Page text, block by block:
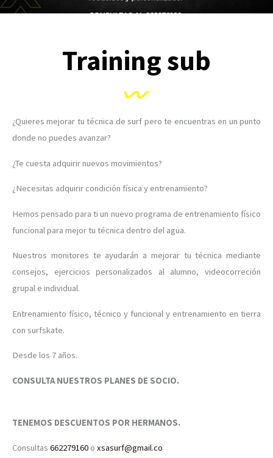
Training sub
¿Quieres mejorar tu técnica de surf pero te encuentras en un punto
donde no puedes avanzar?
¿Te cuesta adquirir nuevos movimientos?
¿Necesitas adquirir condición física y entrenamiento?
Hemos pensado para ti un nuevo programa de entrenamiento físico
funcional para mejor tu técnica dentro del agua.
Nuestros monitores te ayudarán a mejorar tu técnica mediante
consejos, ejercicios personalizados al alumno, videocorreción
grupal e individual.
Entrenamiento físico, técnico y funcional y entrenamiento en tierra
con surfskate.
Desde los 7 años.
CONSULTA NUESTROS PLANES DE SOCIO.
TENEMOS DESCUENTOS POR HERMANOS.
Consultas 662279160 o xsasurf@gmail.co